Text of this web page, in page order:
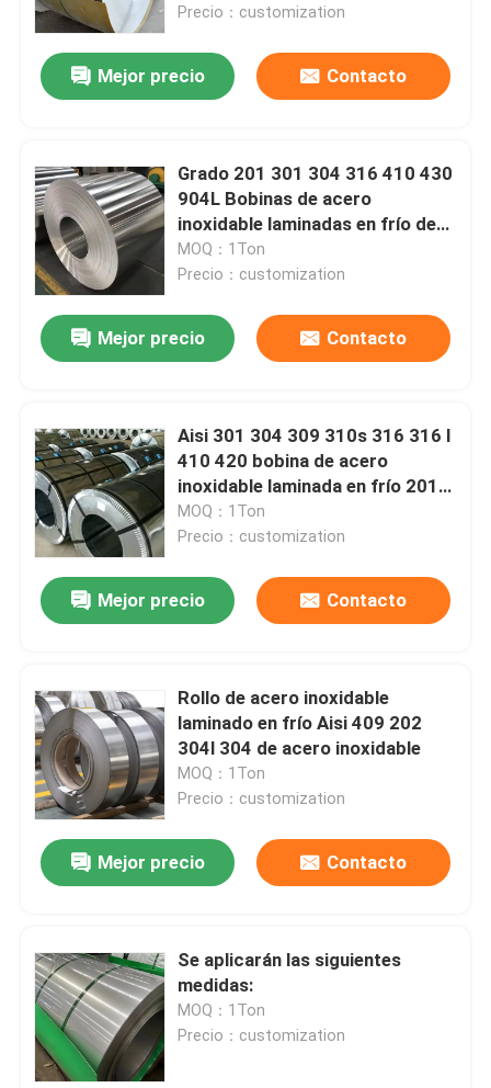
Productos
Videos
Sobre nosotros
Control de Calidad
Contacto
Precio：customization
Mejor precio Contacto
Grado 201 301 304 316 410 430
904L Bobinas de acero
inoxidable laminadas en frío de
4x8 pies Precio de fábrica
MOQ：1Ton
Precio：customization
Mejor precio Contacto
Aisi 301 304 309 310s 316 316 l
410 420 bobina de acero
inoxidable laminada en frío 201
430 bobina de acero inoxidable
MOQ：1Ton
Precio：customization
Mejor precio Contacto
Rollo de acero inoxidable
laminado en frío Aisi 409 202
304l 304 de acero inoxidable
MOQ：1Ton
Precio：customization
Mejor precio Contacto
Se aplicarán las siguientes
medidas:
MOQ：1Ton
Precio：customization